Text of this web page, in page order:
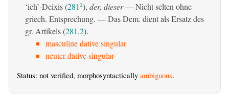
‘ich’-Deixis (281 1), der, dieser— Nicht selten ohne
griech. Entsprechung. — Das Dem. dient als Ersatz des
gr. Artikels (281,2).
masculine dative singular
neuter dative singular
Status: not verified, morphosyntactically ambiguous.